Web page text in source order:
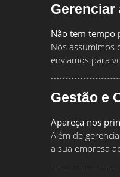
Gerenciar
Não tem tempo
Nós assumimos
enviamos para
Gestão e
Apareça nos
Além de
a sua empresa